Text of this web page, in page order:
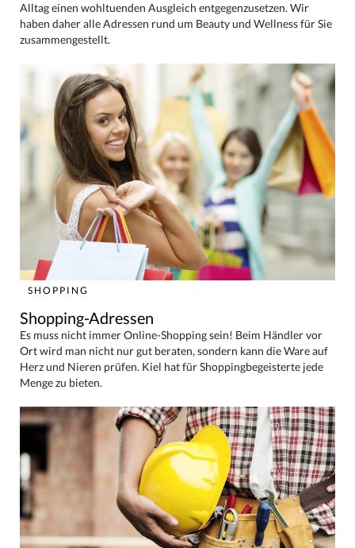
Alltag einen wohltuenden Ausgleich entgegenzusetzen. Wir
haben daher alle Adressen rund um Beauty und Wellness für Sie
zusammengestellt.
SHOPPING
Shopping-Adressen
Es muss nicht immer Online-Shopping sein! Beim Händler vor
Ort wird man nicht nur gut beraten, sondern kann die Ware auf
Herz und Nieren prüfen. Kiel hat für Shoppingbegeisterte jede
Menge zu bieten.